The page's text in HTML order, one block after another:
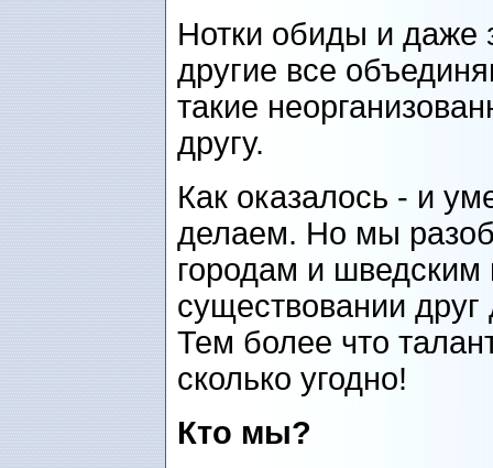
Нотки обиды и даже
другие все
такие
другу.
Как оказалось - и
делаем. Но мы
городам и шведским
существовании
Тем более что
сколько угодно!
Кто мы?